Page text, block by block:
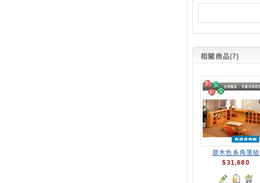
相關商品(7)
原木色系角落組
$31,680